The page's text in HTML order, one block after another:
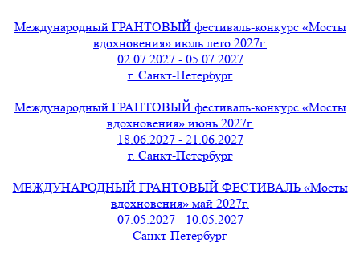
Международный ГРАНТОВЫЙ фестиваль-конкурс «Мосты
вдохновения» июль лето 2027г.
02.07.2027 - 05.07.2027
г. Санкт-Петербург
Международный ГРАНТОВЫЙ фестиваль-конкурс «Мосты
вдохновения» июнь 2027г.
18.06.2027 - 21.06.2027
г. Санкт-Петербург
МЕЖДУНАРОДНЫЙ ГРАНТОВЫЙ ФЕСТИВАЛЬ «Мосты
вдохновения» май 2027г.
07.05.2027 - 10.05.2027
Санкт-Петербург